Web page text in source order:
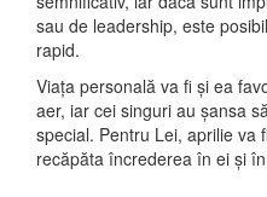
sau de leadership, este
rapid.
Viața personală va fi și ea
aer, iar cei singuri au șansa
special. Pentru Lei, aprilie va
recăpăta încrederea în ei și